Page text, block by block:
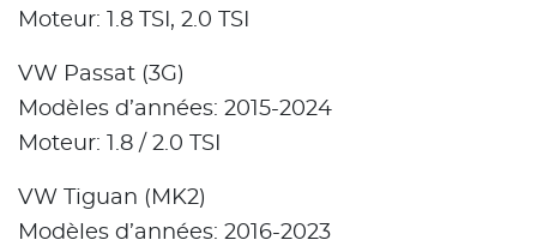
Moteur: 1.8 TSI, 2.0 TSI
VW Passat (3G)
Modèles d’années: 2015-2024
Moteur: 1.8 / 2.0 TSI
VW Tiguan (MK2)
Modèles d’années: 2016-2023